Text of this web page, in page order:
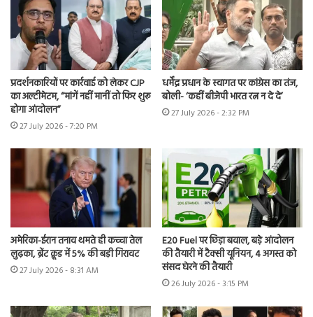
प्रदर्शनकारियों पर कार्रवाई को लेकर CJP
का अल्टीमेटम, “मांगें नहीं मानीं तो फिर शुरू
होगा आंदोलन”
27 July 2026 - 7:20 PM
धर्मेंद्र प्रधान के स्वागत पर कांग्रेस का तंज,
बोली- ‘कहीं बीजेपी भारत रत्न न दे दे’
27 July 2026 - 2:32 PM
अमेरिका-ईरान तनाव थमते ही कच्चा तेल
लुढ़का, ब्रेंट क्रूड में 5% की बड़ी गिरावट
27 July 2026 - 8:31 AM
E20 Fuel पर छिड़ा बवाल, बड़े आंदोलन
की तैयारी में टैक्सी यूनियन, 4 अगस्त को
संसद घेरने की तैयारी
26 July 2026 - 3:15 PM